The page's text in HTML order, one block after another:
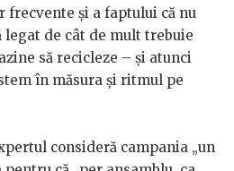
frecvente și a faptului că nu
legat de cât de mult trebuie
să recicleze – și atunci
în măsura și ritmul pe
consideră campania „un